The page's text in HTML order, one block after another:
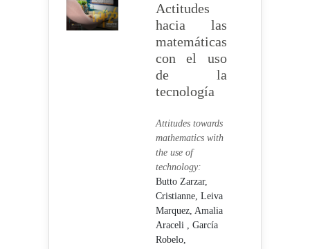
Actitudes
hacia las
matemáticas
con el uso
de la
tecnología
Attitudes towards
mathematics with
the use of
technology:
Butto Zarzar,
Cristianne, Leiva
Marquez, Amalia
Araceli , García
Robelo,